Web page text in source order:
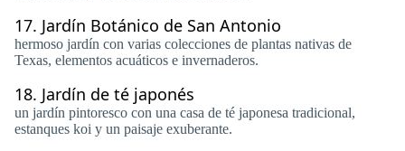
17. Jardín Botánico de San Antonio
hermoso jardín con varias colecciones de plantas nativas de
Texas, elementos acuáticos e invernaderos.
18. Jardín de té japonés
un jardín pintoresco con una casa de té japonesa tradicional,
estanques koi y un paisaje exuberante.